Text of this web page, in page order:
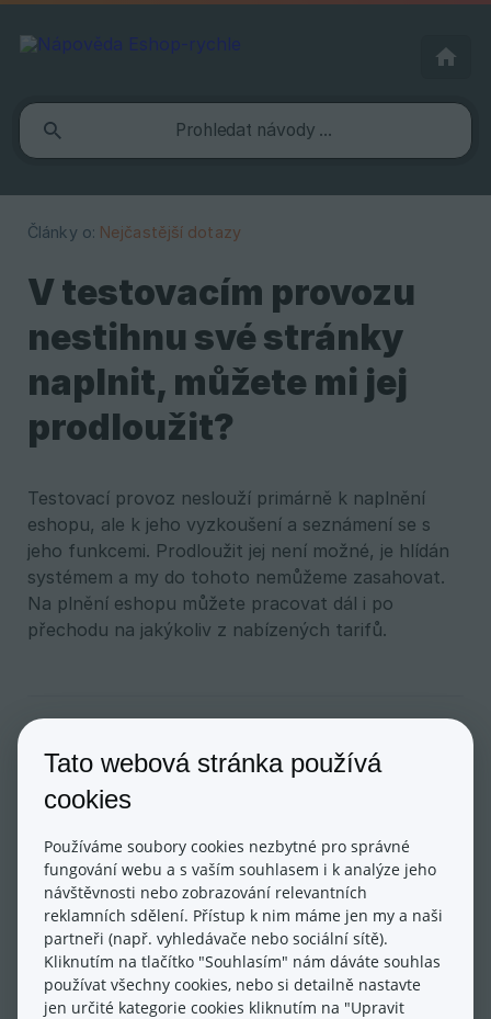
Články o: Nejčastější dotazy
V testovacím provozu
nestihnu své stránky
naplnit, můžete mi jej
prodloužit?
Testovací provoz neslouží primárně k naplnění
eshopu, ale k jeho vyzkoušení a seznámení se s
jeho funkcemi. Prodloužit jej není možné, je hlídán
systémem a my do tohoto nemůžeme zasahovat.
Na plnění eshopu můžete pracovat dál i po
přechodu na jakýkoliv z nabízených tarifů.
Aktualizováno dne: 20/05/2024
Ano Ne
Tato webová stránka používá
cookies
Používáme soubory cookies nezbytné pro správné
fungování webu a s vaším souhlasem i k analýze jeho
návštěvnosti nebo zobrazování relevantních
reklamních sdělení. Přístup k nim máme jen my a naši
partneři (např. vyhledávače nebo sociální sítě).
Kliknutím na tlačítko "Souhlasím" nám dáváte souhlas
používat všechny cookies, nebo si detailně nastavte
jen určité kategorie cookies kliknutím na "Upravit